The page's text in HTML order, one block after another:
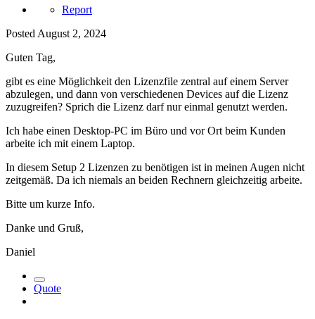
Report
Posted August 2, 2024
Guten Tag,
gibt es eine Möglichkeit den Lizenzfile zentral auf einem Server
abzulegen, und dann von verschiedenen Devices auf die Lizenz
zuzugreifen? Sprich die Lizenz darf nur einmal genutzt werden.
Ich habe einen Desktop-PC im Büro und vor Ort beim Kunden
arbeite ich mit einem Laptop.
In diesem Setup 2 Lizenzen zu benötigen ist in meinen Augen nicht
zeitgemäß. Da ich niemals an beiden Rechnern gleichzeitig arbeite.
Bitte um kurze Info.
Danke und Gruß,
Daniel
Quote